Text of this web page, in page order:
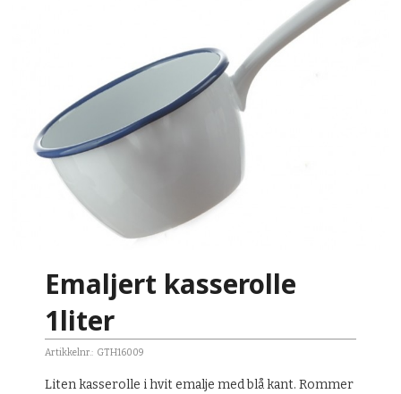
Emaljert kasserolle
1liter
Artikkelnr.: GTH16009
Liten kasserolle i hvit emalje med blå kant. Rommer